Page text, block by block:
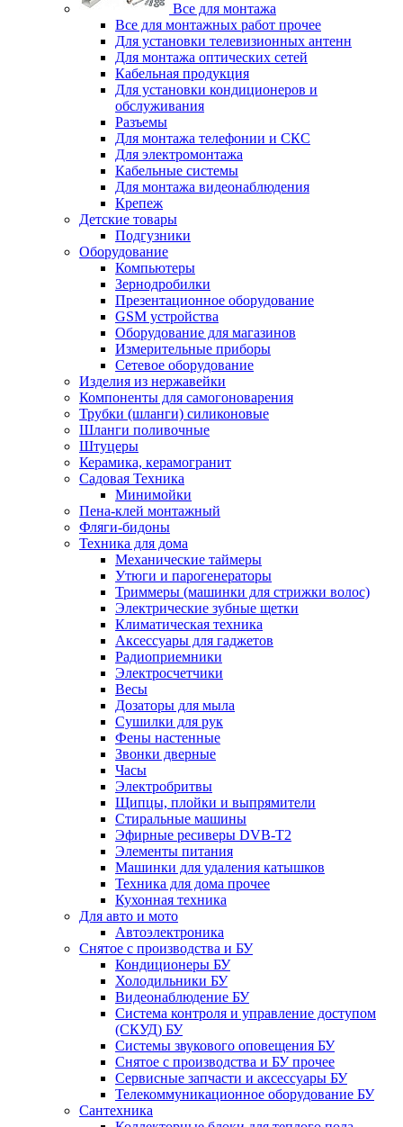
Все для монтажа
Все для монтажных работ прочее
Для установки телевизионных антенн
Для монтажа оптических сетей
Кабельная продукция
Для установки кондиционеров и
обслуживания
Разъемы
Для монтажа телефонии и СКС
Для электромонтажа
Кабельные системы
Для монтажа видеонаблюдения
Крепеж
Детские товары
Подгузники
Оборудование
Компьютеры
Зернодробилки
Презентационное оборудование
GSM устройства
Оборудование для магазинов
Измерительные приборы
Сетевое оборудование
Изделия из нержавейки
Компоненты для самогоноварения
Трубки (шланги) силиконовые
Шланги поливочные
Штуцеры
Керамика, керамогранит
Садовая Техника
Минимойки
Пена-клей монтажный
Фляги-бидоны
Техника для дома
Механические таймеры
Утюги и парогенераторы
Триммеры (машинки для стрижки волос)
Электрические зубные щетки
Климатическая техника
Аксессуары для гаджетов
Радиоприемники
Электросчетчики
Весы
Дозаторы для мыла
Сушилки для рук
Фены настенные
Звонки дверные
Часы
Электробритвы
Щипцы, плойки и выпрямители
Стиральные машины
Эфирные ресиверы DVB-T2
Элементы питания
Машинки для удаления катышков
Техника для дома прочее
Кухонная техника
Для авто и мото
Автоэлектроника
Снятое с производства и БУ
Кондиционеры БУ
Холодильники БУ
Видеонаблюдение БУ
Система контроля и управление доступом
(СКУД) БУ
Системы звукового оповещения БУ
Снятое с производства и БУ прочее
Сервисные запчасти и аксессуары БУ
Телекоммуникационное оборудование БУ
Сантехника